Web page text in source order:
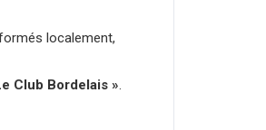
localement,
Club Bordelais ».